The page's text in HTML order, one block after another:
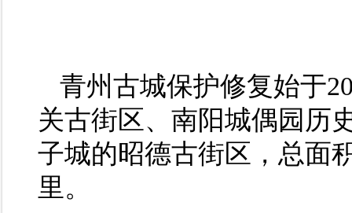
青州古城保护修复始于
关古街区、南阳城偶园历
子城的昭德古街区，总面
里。